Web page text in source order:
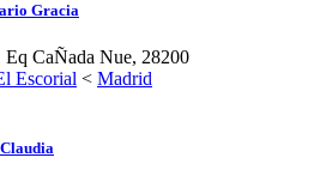
Gracia
CaÑada Nue, 28200
Escorial < Madrid